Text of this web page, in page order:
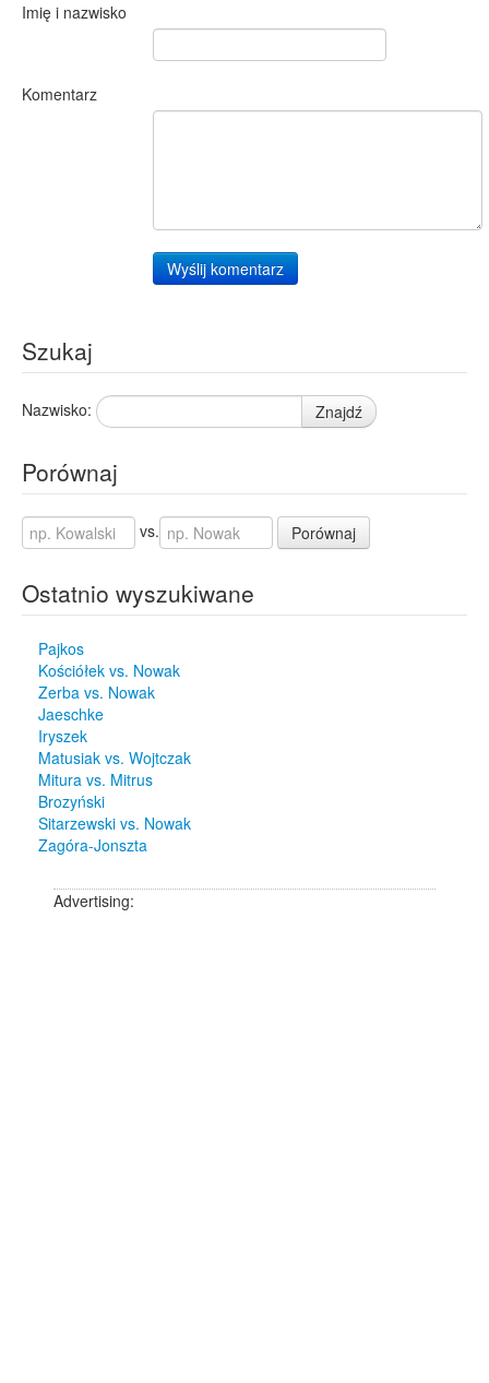
Imię i nazwisko
Komentarz
Wyślij komentarz
Szukaj
Nazwisko: Znajdź
Porównaj
vs. Porównaj
Ostatnio wyszukiwane
Pajkos
Kościółek vs. Nowak
Zerba vs. Nowak
Jaeschke
Iryszek
Matusiak vs. Wojtczak
Mitura vs. Mitrus
Brozyński
Sitarzewski vs. Nowak
Zagóra-Jonszta
Advertising: